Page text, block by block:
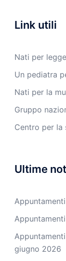
Link utili
Nati per
Un pediatra
Nati per la
Gruppo
Centro per la
Ultime
giugno 2026